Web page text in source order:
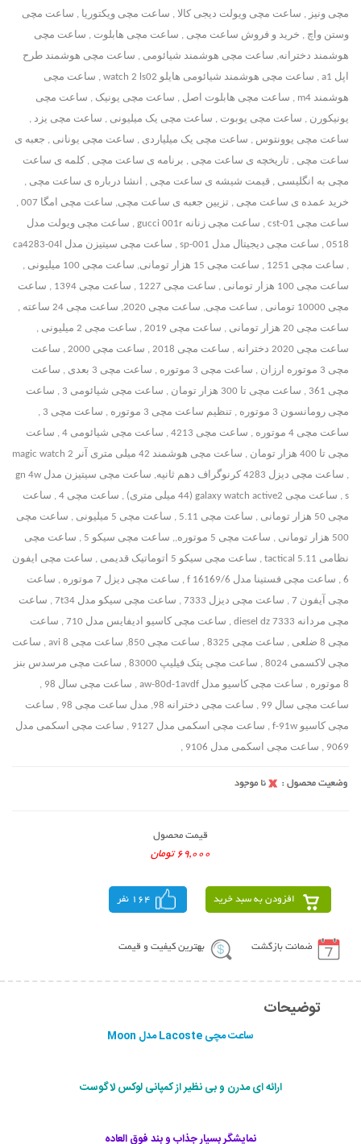
مچی ونیز , ساعت مچی ویولت دیجی کالا , ساعت مچی ویکتوریا , ساعت مچی
وستن واچ , خرید و فروش ساعت مچی , ساعت مچی هابلوت , ساعت مچی
هوشمند دخترانه, ساعت مچی هوشمند شیائومی , ساعت مچی هوشمند طرح
اپل a1 , ساعت مچی هوشمند شیائومی هایلو watch 2 ls02 , ساعت مچی
هوشمند m4 , ساعت مچی هابلوت اصل , ساعت مچی یونیک , ساعت مچی
یونیکورن , ساعت مچی یوبوت , ساعت مچی یک میلیونی , ساعت مچی یزد ,
ساعت مچی یوونتوس , ساعت مچی یک میلیاردی , ساعت مچی یونانی , جعبه ی
ساعت مچی , تاریخچه ی ساعت مچی , برنامه ی ساعت مچی , کلمه ی ساعت
مچی به انگلیسی , قیمت شیشه ی ساعت مچی , انشا درباره ی ساعت مچی ,
خرید عمده ی ساعت مچی , تزیین جعبه ی ساعت مچی, ساعت مچی امگا 007 ,
ساعت مچی cst-01 , ساعت مچی زنانه gucci 001r , ساعت مچی ویولت مدل
0518 , ساعت مچی دیجیتال مدل sp-001 , ساعت مچی سیتیزن مدل ca4283-04l
, ساعت مچی 1251 , ساعت مچی 15 هزار تومانی, ساعت مچی 100 میلیونی ,
ساعت مچی 100 هزار تومانی , ساعت مچی 1227 , ساعت مچی 1394 , ساعت
مچی 10000 تومانی , ساعت مچی, ساعت مچی 2020, ساعت مچی 24 ساعته ,
ساعت مچی 20 هزار تومانی , ساعت مچی 2019 , ساعت مچی 2 میلیونی ,
ساعت مچی 2020 دخترانه , ساعت مچی 2018 , ساعت مچی 2000 , ساعت
مچی 3 موتوره ارزان , ساعت مچی 3 موتوره , ساعت مچی 3 بعدی , ساعت
مچی 361 , ساعت مچی تا 300 هزار تومان , ساعت مچی شیائومی 3 , ساعت
مچی رومانسون 3 موتوره , تنظیم ساعت مچی 3 موتوره , ساعت مچی 3 ,
ساعت مچی 4 موتوره , ساعت مچی 4213 , ساعت مچی شیائومی 4 , ساعت
مچی تا 400 هزار تومان , ساعت مچی هوشمند 42 میلی متری آنر magic watch 2
, ساعت مچی دیزل 4283 کرنوگراف دهم ثانیه, ساعت مچی سیتیزن مدل gn 4w
s , ساعت مچی galaxy watch active2‏ (44 میلی متری) , ساعت مچی 4 , ساعت
مچی 50 هزار تومانی , ساعت مچی 5.11 , ساعت مچی 5 میلیونی , ساعت مچی
500 هزار تومانی , ساعت مچی 5 موتوره,, ساعت مچی سیکو 5 , ساعت مچی
نظامی 5.11 tactical , ساعت مچی سیکو 5 اتوماتیک قدیمی , ساعت مچی ایفون
6 , ساعت مچی فستینا مدل f 16169/6 , ساعت مچی دیزل 7 موتوره , ساعت
مچی آیفون 7 , ساعت مچی دیزل 7333 , ساعت مچی سیکو مدل 7t34 , ساعت
مچی مردانه diesel dz 7333 , ساعت مچی کاسیو ادیفایس مدل 710 , ساعت
مچی 8 ضلعی , ساعت مچی 8325 , ساعت مچی 850, ساعت مچی avi 8 , ساعت
مچی لاکسمی 8024 , ساعت مچی پتک فیلیپ 83000 , ساعت مچی مرسدس بنز
8 موتوره , ساعت مچی کاسیو مدل aw-80d-1avdf , ساعت مچی سال 98 ,
ساعت مچی سال 99 , ساعت مچی دخترانه 98, مدل ساعت مچی 98 , ساعت
مچی کاسیو f-91w , ساعت مچی اسکمی مدل 9127 , ساعت مچی اسکمی مدل
9069 , ساعت مچی اسکمی مدل 9106 ,
قیمت محصول
69,000 تومان
افزودن به سبد خرید 164 نفر
ضمانت بازگشت بهترین کیفیت و قیمت
توضیحات
ساعت مچی Lacoste مدل Moon
ارائه ای مدرن و بی نظير از كمپانی لوکس لاگوست
نمایشگر بسیار جذاب و بند فوق العاده